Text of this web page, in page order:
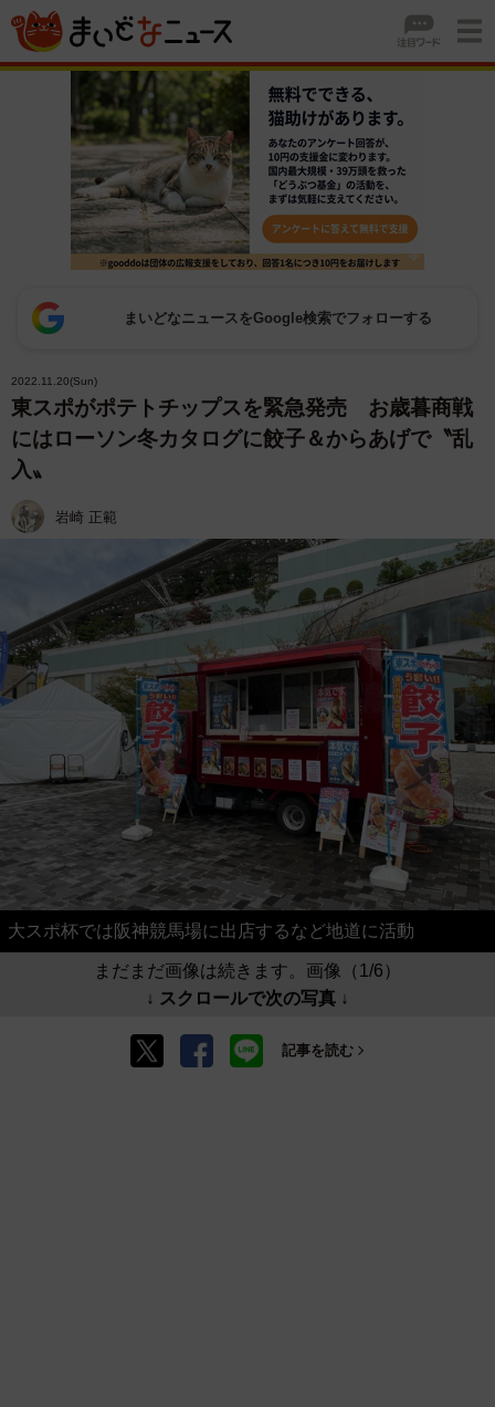
まいどなニュースをGoogle検索でフォローする
2022.11.20(Sun)
東スポがポテトチップスを緊急発売 お歳暮商戦
にはローソン冬カタログに餃子＆からあげで〝乱
入〟
岩崎 正範
大スポ杯では阪神競馬場に出店するなど地道に活動
まだまだ画像は続きます。画像（1/6）
↓ スクロールで次の写真 ↓
記事を読む